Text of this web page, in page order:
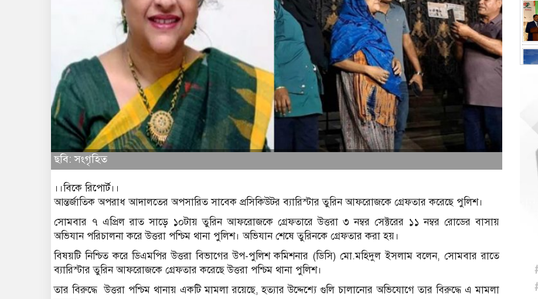
ছবি: সংগৃহিত
।।বিকে রিপোর্ট।।
আন্তর্জাতিক অপরাধ আদালতের অপসারিত সাবেক প্রসিকিউটর ব্যারিস্টার তুরিন আফরোজকে গ্রেফতার করেছে পুলিশ।
সোমবার ৭ এপ্রিল রাত সাড়ে ১০টায় তুরিন আফরোজকে গ্রেফতারে উত্তরা ৩ নম্বর সেক্টরের ১১ নম্বর রোডের বাসায়
অভিযান পরিচালনা করে উত্তরা পশ্চিম থানা পুলিশ। অভিযান শেষে তুরিনকে গ্রেফতার করা হয়।
বিষয়টি নিশ্চিত করে ডিএমপির উত্তরা বিভাগের উপ-পুলিশ কমিশনার (ডিসি) মো.মহিদুল ইসলাম বলেন, সোমবার রাতে
ব্যারিস্টার তুরিন আফরোজকে গ্রেফতার করেছে উত্তরা পশ্চিম থানা পুলিশ।
তার বিরুদ্ধে উত্তরা পশ্চিম থানায় একটি মামলা রয়েছে, হত্যার উদ্দেশ্যে গুলি চালানোর অভিযোগে তার বিরুদ্ধে এ মামলা